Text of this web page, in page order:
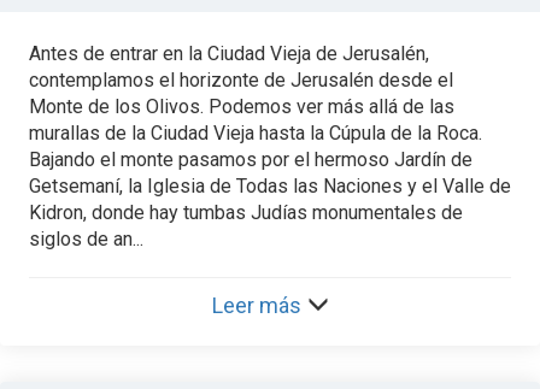
Antes de entrar en la Ciudad Vieja de Jerusalén,
contemplamos el horizonte de Jerusalén desde el
Monte de los Olivos. Podemos ver más allá de las
murallas de la Ciudad Vieja hasta la Cúpula de la Roca.
Bajando el monte pasamos por el hermoso Jardín de
Getsemaní, la Iglesia de Todas las Naciones y el Valle de
Kidron, donde hay tumbas Judías monumentales de
siglos de an...
Leer más